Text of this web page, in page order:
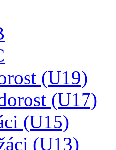
(U19)
(U17)
(U15)
(U13)